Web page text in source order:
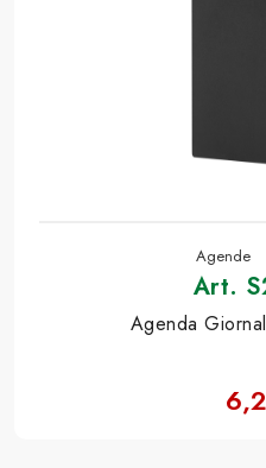
Agende
Art.
Agenda